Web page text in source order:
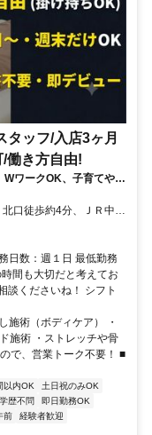
タッフ/入店3ヶ月
働き方自由!
WワークOK、子育てや介
ている方が活躍中
口徒歩約4分、ＪＲ中央
線/西武拝島線 新井薬
日数：週１日 最低勤務
間も大切だと考えてお
談くださいね！ シフト
術（ボディケア） ・
施術 ・ストレッチや骨
で、営業トーク不要！ ■
以内OK
土日祝のみOK
学歴不問
即日勤務OK
前
経験者歓迎